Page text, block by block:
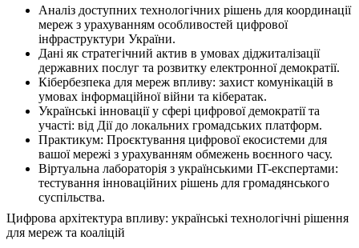
Аналіз доступних технологічних рішень для координації
мереж з урахуванням особливостей цифрової
інфраструктури України.
Дані як стратегічний актив в умовах діджиталізації
державних послуг та розвитку електронної демократії.
Кібербезпека для мереж впливу: захист комунікацій в
умовах інформаційної війни та кібератак.
Українські інновації у сфері цифрової демократії та
участі: від Дії до локальних громадських платформ.
Практикум: Проєктування цифрової екосистеми для
вашої мережі з урахуванням обмежень воєнного часу.
Віртуальна лабораторія з українськими IT-експертами:
тестування інноваційних рішень для громадянського
суспільства.
Цифрова архітектура впливу: українські технологічні рішення
для мереж та коаліцій